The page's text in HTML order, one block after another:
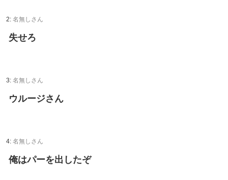
2: 名無しさん
失せろ
3: 名無しさん
ウルージさん
4: 名無しさん
俺はパーを出したぞ